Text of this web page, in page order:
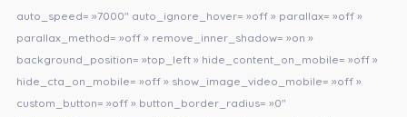
auto_speed= »7000″ auto_ignore_hover= »off » parallax= »off »
parallax_method= »off » remove_inner_shadow= »on »
background_position= »top_left » hide_content_on_mobile= »off »
hide_cta_on_mobile= »off » show_image_video_mobile= »off »
custom_button= »off » button_border_radius= »0″